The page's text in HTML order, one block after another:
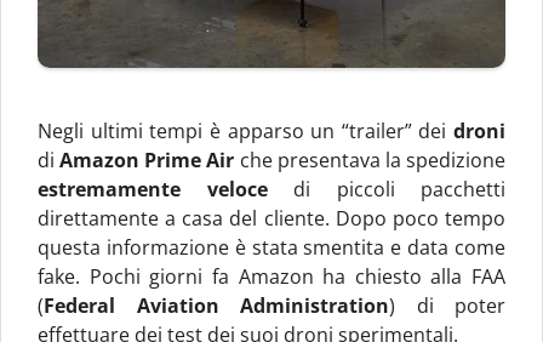
Negli ultimi tempi è apparso un “trailer” dei droni
diAmazon Prime Air che presentava la spedizione
estremamente velocedi piccoli pacchetti
direttamente a casa del cliente. Dopo poco tempo
questa informazione è stata smentita e data come
fake. Pochi giorni fa Amazon ha chiesto alla FAA
(Federal Aviation Administration) di poter
effettuare dei test dei suoi droni sperimentali.